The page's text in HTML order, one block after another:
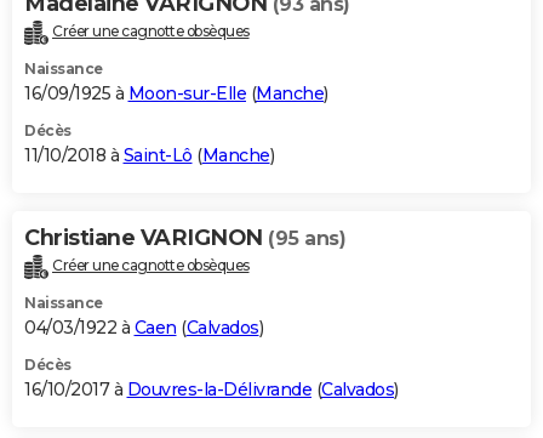
Créer une cagnotte obsèques
Naissance
16/09/1925 à Moon-sur-Elle (Manche)
Décès
11/10/2018 à Saint-Lô (Manche)
Christiane VARIGNON (95 ans)
Créer une cagnotte obsèques
Naissance
04/03/1922 à Caen (Calvados)
Décès
16/10/2017 à Douvres-la-Délivrande (Calvados)